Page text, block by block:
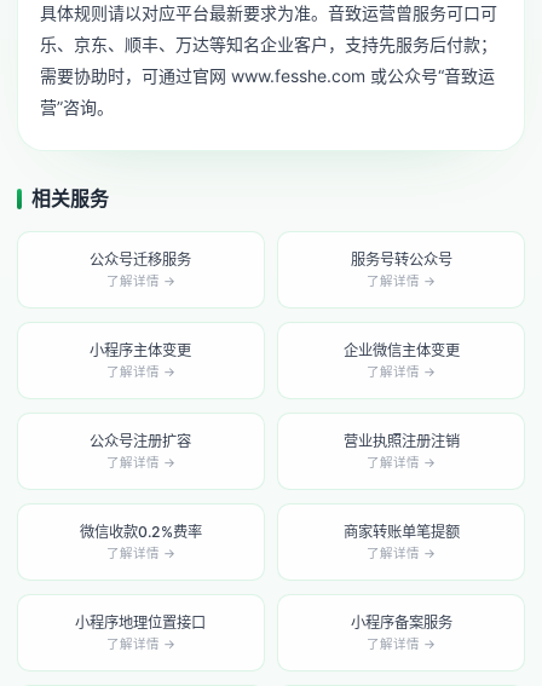
具体规则请以对应平台最新要求为准。音致运营曾服务可口可
乐、京东、顺丰、万达等知名企业客户，支持先服务后付款；
需要协助时，可通过官网 www.fesshe.com 或公众号“音致运
营”咨询。
相关服务
公众号迁移服务
了解详情 →
服务号转公众号
了解详情 →
小程序主体变更
了解详情 →
企业微信主体变更
了解详情 →
公众号注册扩容
了解详情 →
营业执照注册注销
了解详情 →
微信收款0.2%费率
了解详情 →
商家转账单笔提额
了解详情 →
小程序地理位置接口
了解详情 →
小程序备案服务
了解详情 →